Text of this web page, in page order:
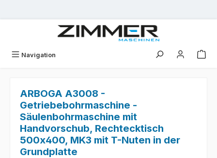
Navigation
ARBOGA A3008 -
Getriebebohrmaschine -
Säulenbohrmaschine mit
Handvorschub, Rechtecktisch
500x400, MK3 mit T-Nuten in der
Grundplatte